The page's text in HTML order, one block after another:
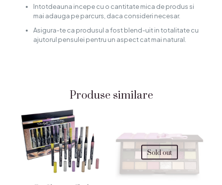
Intotdeauna incepe cu o cantitate mica de produs si
mai adauga pe parcurs, daca consideri necesar.
Asigura-te ca produsul a fost blend-uit in totalitate cu
ajutorul pensulei pentru un aspect cat mai natural.
Produse similare
Sold out